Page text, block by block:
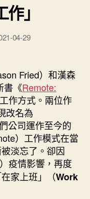
」
04-29
Fried）和漢森
書《Remote:
作方式。兩位作
改名為
公司運作至今的
）工作模式在當
淡忘了。卻因
疫情影響，再度
家上班」（Work